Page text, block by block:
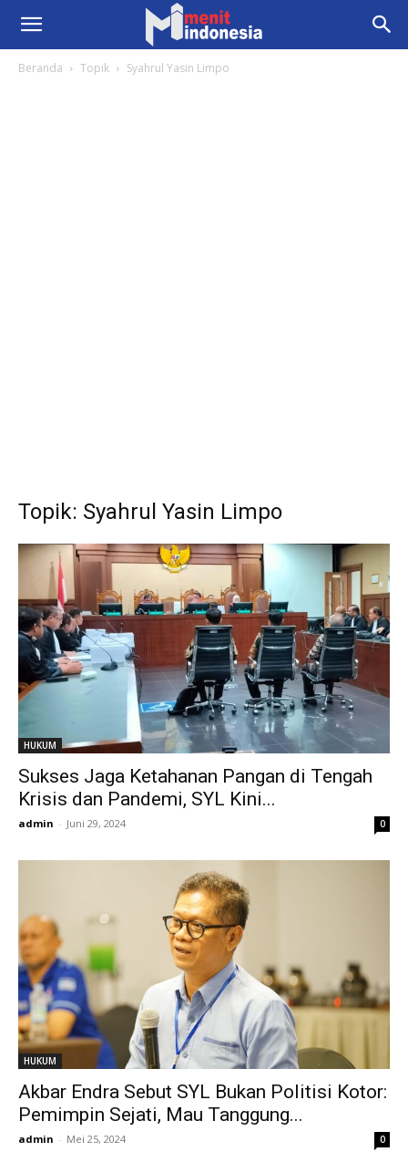
Beranda Topik Syahrul Yasin Limpo
Topik: Syahrul Yasin Limpo
HUKUM
Sukses Jaga Ketahanan Pangan di Tengah
Krisis dan Pandemi, SYL Kini...
admin - Juni 29, 2024 0
HUKUM
Akbar Endra Sebut SYL Bukan Politisi Kotor:
Pemimpin Sejati, Mau Tanggung...
admin - Mei 25, 2024 0